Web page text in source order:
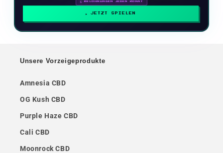
🗓 BELOHNUNGEN JEDEN MONAT
JETZT SPIELEN
Unsere Vorzeigeprodukte
Amnesia CBD
OG Kush CBD
Purple Haze CBD
Cali CBD
Moonrock CBD